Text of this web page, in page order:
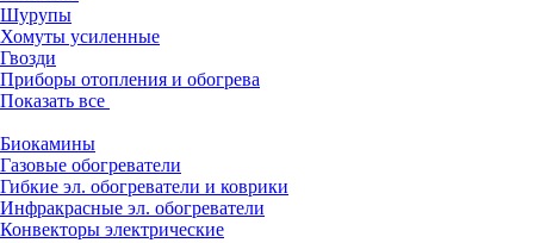
Шурупы
Хомуты усиленные
Гвозди
Приборы отопления и обогрева
Показать все
Биокамины
Газовые обогреватели
Гибкие эл. обогреватели и коврики
Инфракрасные эл. обогреватели
Конвекторы электрические